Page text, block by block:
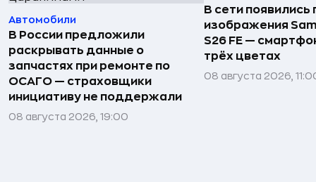
Автомобили
В России предложили
раскрывать данные о
запчастях при ремонте по
ОСАГО — страховщики
инициативу не поддержали
08 августа 2026, 19:00
В сети появились
изображения
S26 FE —
трёх цветах
08 августа 2026,